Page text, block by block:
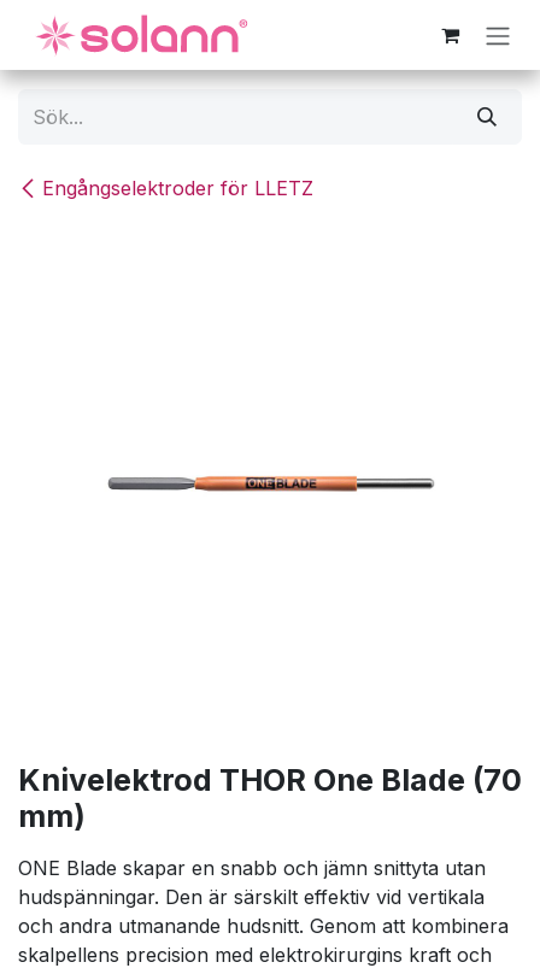
Hoppa till innehåll
Engångselektroder för LLETZ
Knivelektrod THOR One Blade (70
mm)
ONE Blade skapar en snabb och jämn snittyta utan
hudspänningar. Den är särskilt effektiv vid vertikala
och andra utmanande hudsnitt. Genom att kombinera
skalpellens precision med elektrokirurgins kraft och